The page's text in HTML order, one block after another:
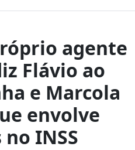
agente
Flávio ao
e Marcola
envolve
INSS